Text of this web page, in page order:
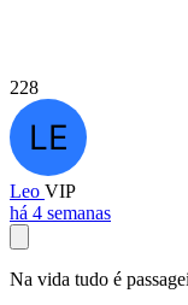
228
Leo VIP
há 4 semanas
Na vida tudo é